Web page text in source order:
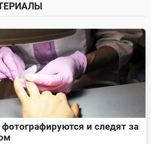
и следят за